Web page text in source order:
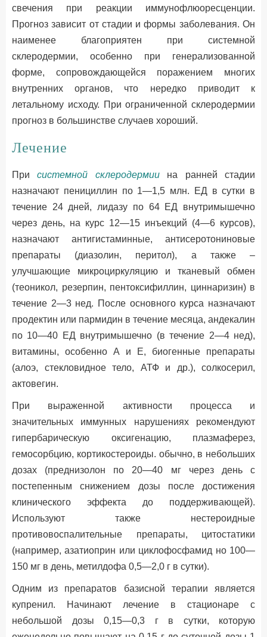
свечения при реакции иммунофлюоресценции.
Прогноз зависит от стадии и формы заболевания. Он
наименее благоприятен при системной
склеродермии, особенно при генерализованной
форме, сопровождающейся поражением многих
внутренних органов, что нередко приводит к
летальному исходу. При ограниченной склеродермии
прогноз в большинстве случаев хороший.
Лечение
Присистемной склеродермиина ранней стадии
назначают пенициллин по 1—1,5 млн. ЕД в сутки в
течение 24 дней, лидазу по 64 ЕД внутримышечно
через день, на курс 12—15 инъекций (4—6 курсов),
назначают антигистаминные, антисеротониновые
препараты (диазолин, перитол), а также –
улучшающие микроциркуляцию и тканевый обмен
(теоникол, резерпин, пентоксифиллин, циннаризин) в
течение 2—3 нед. После основного курса назначают
продектин или пармидин в течение месяца, андекалин
по 10—40 ЕД внутримышечно (в течение 2—4 нед),
витамины, особенно А и Е, биогенные препараты
(алоэ, стекловидное тело, АТФ и др.), солкосерил,
актовегин.
При выраженной активности процесса и
значительных иммунных нарушениях рекомендуют
гипербарическую оксигенацию, плазмаферез,
гемосорбцию, кортикостероиды. обычно, в небольших
дозах (преднизолон по 20—40 мг через день с
постепенным снижением дозы после достижения
клинического эффекта до поддерживающей).
Используют также нестероидные
противовоспалительные препараты, цитостатики
(например, азатиоприн или циклофосфамид но 100—
150 мг в день, метилдофа 0,5—2,0 г в сутки).
Одним из препаратов базисной терапии является
купренил. Начинают лечение в стационаре с
небольшой дозы 0,15—0,3 г в сутки, которую